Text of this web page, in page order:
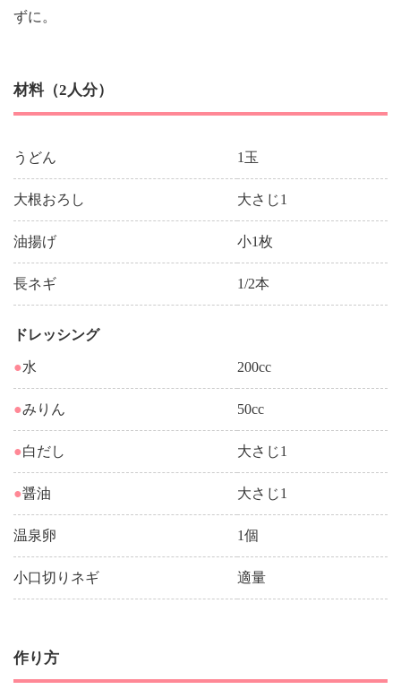
ずに。
材料（2人分）
うどん 1玉
大根おろし 大さじ1
油揚げ 小1枚
長ネギ 1/2本
ドレッシング
●水 200cc
●みりん 50cc
●白だし 大さじ1
●醤油 大さじ1
温泉卵 1個
小口切りネギ 適量
作り方